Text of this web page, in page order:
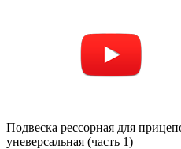
Подвеска рессорная для
уневерсальная (часть 1)